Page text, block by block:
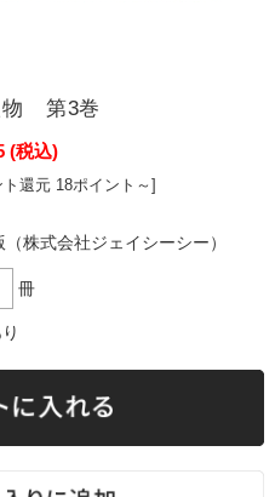
物 第3巻
(税込)
ト還元 18ポイント～]
（株式会社ジェイシーシー）
冊